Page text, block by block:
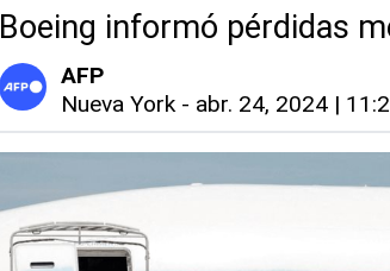
Boeing informó pérdidas
AFP
Nueva York- abr. 24, 2024 |